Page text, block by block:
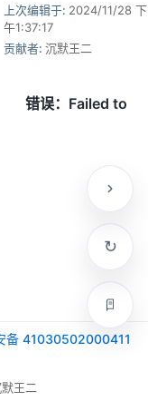
上次编辑于: 2024/11/28 下
午1:37:17
贡献者: 沉默王二
备 41030502000411
王二